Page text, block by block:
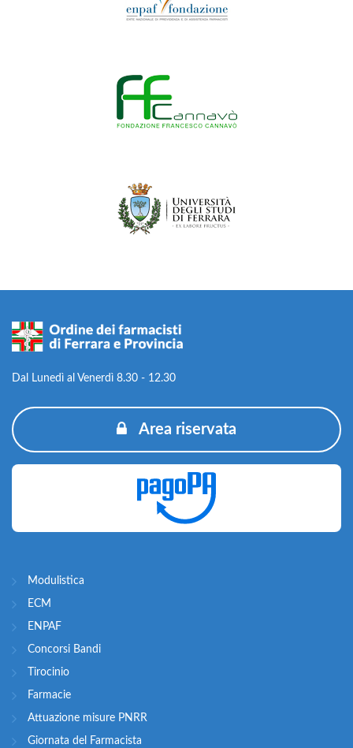
Dal Lunedì al Venerdì 8.30 - 12.30
Area riservata
Modulistica
ECM
ENPAF
Concorsi Bandi
Tirocinio
Farmacie
Attuazione misure PNRR
Giornata del Farmacista